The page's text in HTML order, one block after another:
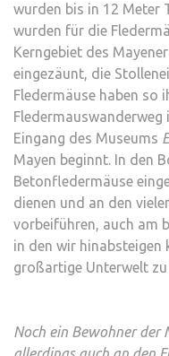
wurden bis in 12 Meter
wurden für die
Kerngebiet des
eingezäunt, die
Fledermäuse haben so
Eingang des Museums
Mayen beginnt. In den
Betonfledermäuse
dienen und an den
vorbeiführen, auch am
in den wir hinabsteigen
großartige Unterwelt zu
Noch ein Bewohner der